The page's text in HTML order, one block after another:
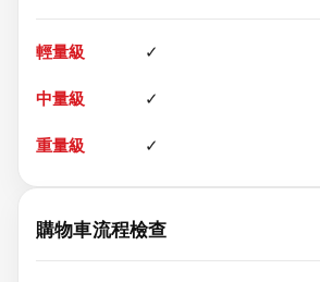
✓
✓
✓
購物車流程檢查